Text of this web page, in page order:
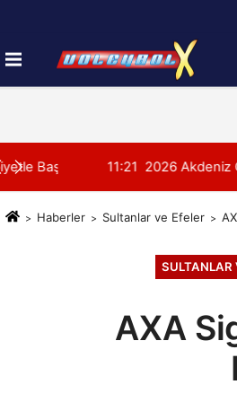
İletişim Çerez Politikası
11:21 2026 Akdeniz
Haberler Sultanlar ve Efeler
SULTANLAR
AXA